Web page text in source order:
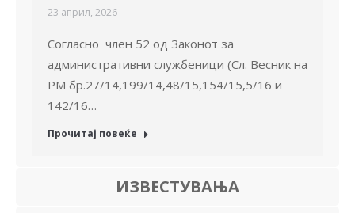
23 април, 2026
Согласно член 52 од Законот за
административни службеници (Сл. Весник на
РМ бр.27/14,199/14,48/15,154/15,5/16 и
142/16…
Прочитај повеќе
ИЗВЕСТУВАЊА